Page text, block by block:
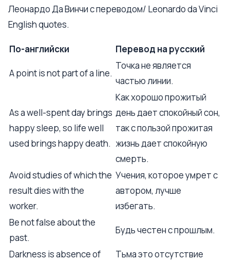
Леонардо Да Винчи с переводом/ Leonardo da Vinci
English quotes.
По-английски Перевод на русский
A point is not part of a line.
Точка не является
частью линии.
As a well-spent day brings
happy sleep, so life well
used brings happy death.
Как хорошо прожитый
день дает спокойный сон,
так с пользой прожитая
жизнь дает спокойную
смерть.
Avoid studies of which the
result dies with the
worker.
Учения, которое умрет с
автором, лучше
избегать.
Be not false about the
past.
Будь честен с прошлым.
Darkness is absence of
Тьма это отсутствие